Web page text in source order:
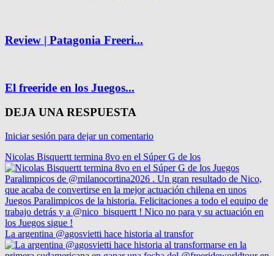
Review | Patagonia Freeri...
El freeride en los Juegos...
DEJA UNA RESPUESTA
Iniciar sesión para dejar un comentario
Nicolas Bisquertt termina 8vo en el Súper G de los
La argentina @agosvietti hace historia al transfor